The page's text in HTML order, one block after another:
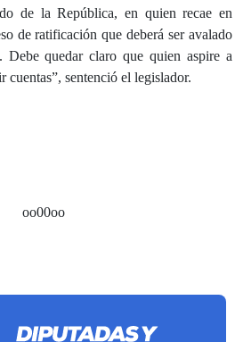
de la República, en quien recae en
de ratificación que deberá ser avalado
Debe quedar claro que quien aspire a
cuentas”, sentenció el legislador.
oo00oo